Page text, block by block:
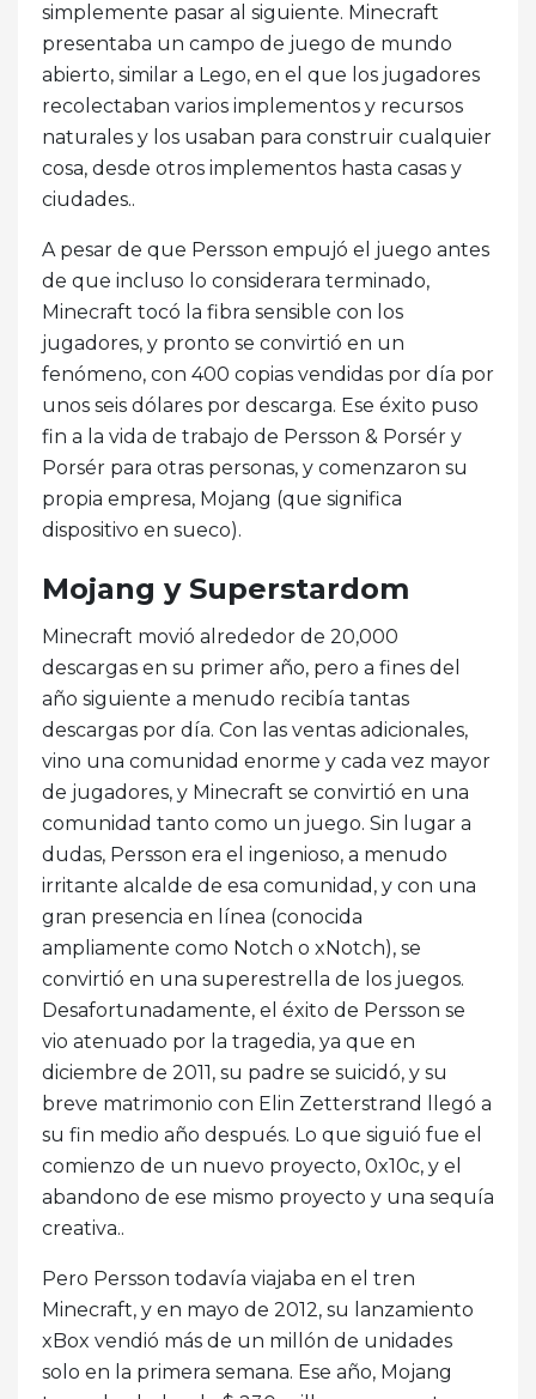
simplemente pasar al siguiente. Minecraft
presentaba un campo de juego de mundo
abierto, similar a Lego, en el que los jugadores
recolectaban varios implementos y recursos
naturales y los usaban para construir cualquier
cosa, desde otros implementos hasta casas y
ciudades..
A pesar de que Persson empujó el juego antes
de que incluso lo considerara terminado,
Minecraft tocó la fibra sensible con los
jugadores, y pronto se convirtió en un
fenómeno, con 400 copias vendidas por día por
unos seis dólares por descarga. Ese éxito puso
fin a la vida de trabajo de Persson & Porsér y
Porsér para otras personas, y comenzaron su
propia empresa, Mojang (que significa
dispositivo en sueco).
Mojang y Superstardom
Minecraft movió alrededor de 20,000
descargas en su primer año, pero a fines del
año siguiente a menudo recibía tantas
descargas por día. Con las ventas adicionales,
vino una comunidad enorme y cada vez mayor
de jugadores, y Minecraft se convirtió en una
comunidad tanto como un juego. Sin lugar a
dudas, Persson era el ingenioso, a menudo
irritante alcalde de esa comunidad, y con una
gran presencia en línea (conocida
ampliamente como Notch o xNotch), se
convirtió en una superestrella de los juegos.
Desafortunadamente, el éxito de Persson se
vio atenuado por la tragedia, ya que en
diciembre de 2011, su padre se suicidó, y su
breve matrimonio con Elin Zetterstrand llegó a
su fin medio año después. Lo que siguió fue el
comienzo de un nuevo proyecto, 0x10c, y el
abandono de ese mismo proyecto y una sequía
creativa..
Pero Persson todavía viajaba en el tren
Minecraft, y en mayo de 2012, su lanzamiento
xBox vendió más de un millón de unidades
solo en la primera semana. Ese año, Mojang